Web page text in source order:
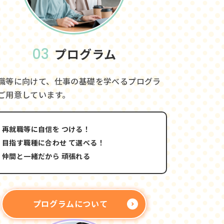
03 プログラム
等に向けて、仕事の基礎を学べるプログラ
用意しています。
再就職等に自信を つける！
目指す職種に合わせ て選べる！
仲間と一緒だから 頑張れる
プログラムについて